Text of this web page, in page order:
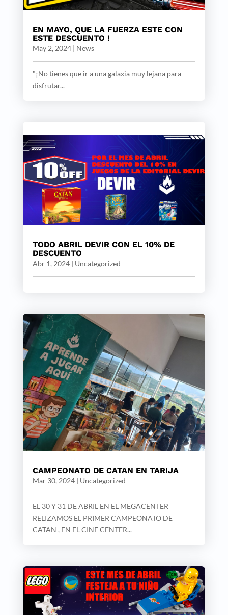
EN MAYO, QUE LA FUERZA ESTE CON
ESTE DESCUENTO !
May 2, 2024| News
"¡No tienes que ir a una galaxia muy lejana para
disfrutar...
TODO ABRIL DEVIR CON EL 10% DE
DESCUENTO
Abr 1, 2024| Uncategorized
CAMPEONATO DE CATAN EN TARIJA
Mar 30, 2024| Uncategorized
EL 30 Y 31 DE ABRIL EN EL MEGACENTER
RELIZAMOS EL PRIMER CAMPEONATO DE
CATAN , EN EL CINE CENTER...